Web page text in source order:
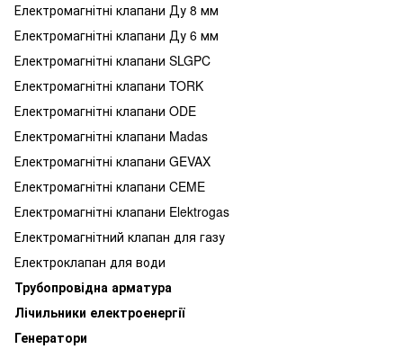
Електромагнітні клапани Ду 8 мм
Електромагнітні клапани Ду 6 мм
Електромагнітні клапани SLGPC
Електромагнітні клапани TORK
Електромагнітні клапани ODE
Електромагнітні клапани Madas
Електромагнітні клапани GEVAX
Електромагнітні клапани CEME
Електромагнітні клапани Elektrogas
Електромагнітний клапан для газу
Електроклапан для води
Трубопровідна арматура
Лічильники електроенергії
Генератори